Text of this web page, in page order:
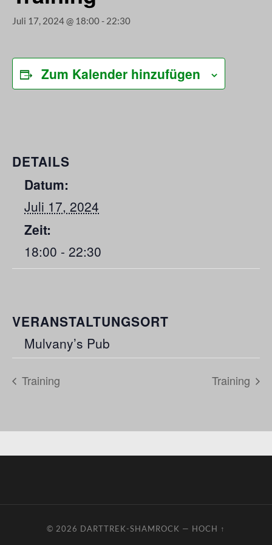
Juli 17, 2024 @ 18:00- 22:30
Zum Kalender hinzufügen
DETAILS
Datum:
Juli 17, 2024
Zeit:
18:00 - 22:30
VERANSTALTUNGSORT
Mulvany’s Pub
Training Training
© 2026 DARTTREK-SHAMROCK — HOCH ↑